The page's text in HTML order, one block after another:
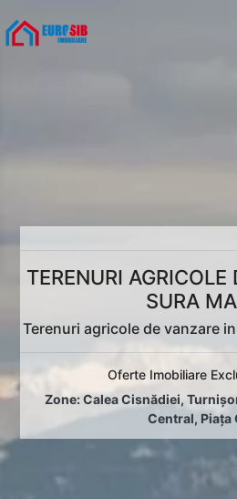
TERENURI AGRICOLE
SURA
Terenuri agricole de vanzare
Oferte Imobiliare
Zone:Calea Cisnădiei,
Central, Piața